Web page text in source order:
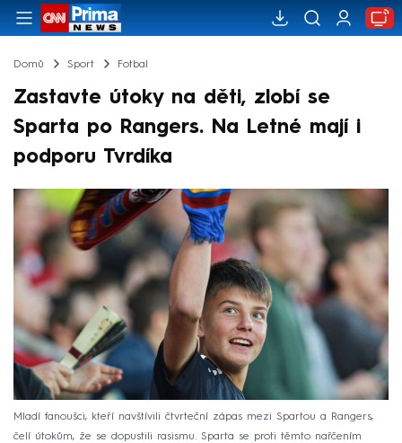
Domů Sport Fotbal
Zastavte útoky na děti, zlobí se
Sparta po Rangers. Na Letné mají i
podporu Tvrdíka
Mladí fanoušci, kteří navštívili čtvrteční zápas mezi Spartou a Rangers,
čelí útokům, že se dopustili rasismu. Sparta se proti těmto nařčením